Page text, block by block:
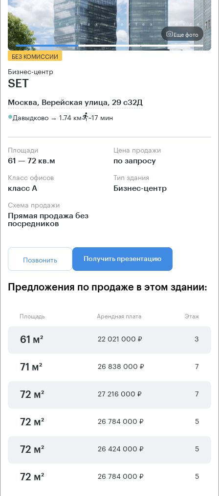
Еще фото
БЕЗ КОМИССИИ
Бизнес-центр
SET
Москва, Верейская улица, 29 с32Д
Давыдково → 1.74 км ~17 мин
Площади
61 — 72 кв.м
Цена продажи
по запросу
Класс офисов
класс А
Тип здания
Бизнес-центр
Схема продажи
Прямая продажа без
посредников
Позвонить Получить презентацию
Предложения по продаже в этом здании:
Площадь Арендная плата Этаж
61 м² 22 021 000 ₽ 3
71 м² 26 838 000 ₽ 7
72 м² 27 216 000 ₽ 7
72 м² 26 784 000 ₽ 5
72 м² 26 424 000 ₽ 5
72 м² 26 784 000 ₽ 5